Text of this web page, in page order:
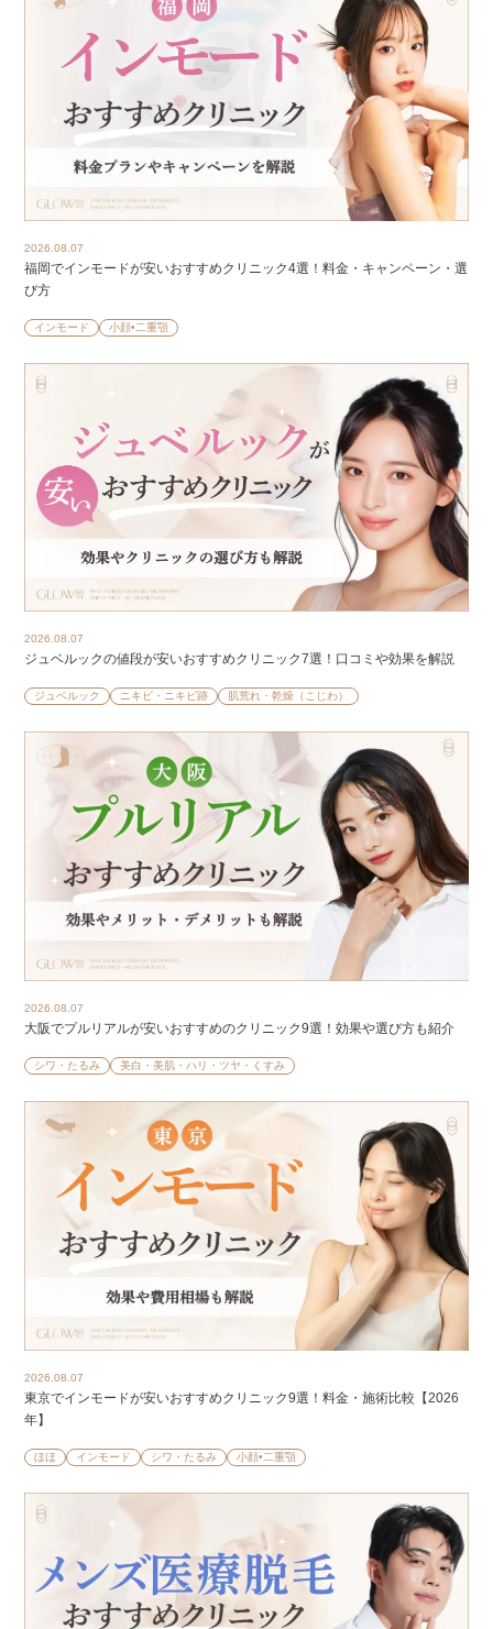
2026.08.07
福岡でインモードが安いおすすめクリニック4選！料金・キャンペーン・選
び方
インモード 小顔•二重顎
2026.08.07
ジュベルックの値段が安いおすすめクリニック7選！口コミや効果を解説
ジュベルック ニキビ・ニキビ跡 肌荒れ・乾燥（こじわ）
2026.08.07
大阪でプルリアルが安いおすすめのクリニック9選！効果や選び方も紹介
シワ・たるみ 美白・美肌・ハリ・ツヤ・くすみ
2026.08.07
東京でインモードが安いおすすめクリニック9選！料金・施術比較【2026
年】
ほほ インモード シワ・たるみ 小顔•二重顎